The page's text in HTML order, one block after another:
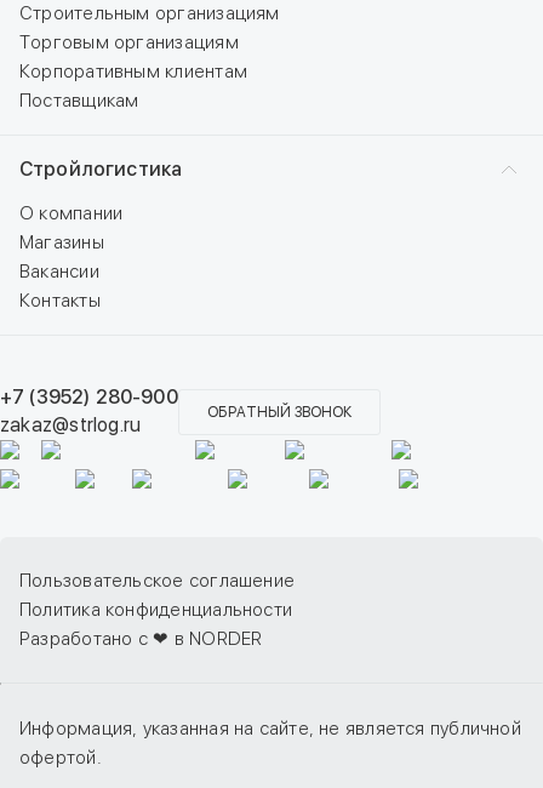
Строительным организациям
Торговым организациям
Корпоративным клиентам
Поставщикам
Стройлогистика
О компании
Магазины
Вакансии
Контакты
+7 (3952) 280-900
zakaz@strlog.ru
ОБРАТНЫЙ ЗВОНОК
Пользовательское соглашение
Политика конфиденциальности
Разработано с ❤ в NORDER
Информация, указанная на сайте, не является публичной
офертой.